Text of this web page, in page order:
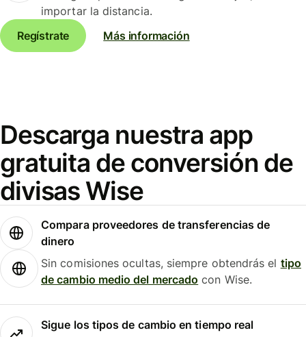
importar la distancia.
Regístrate
Más información
Descarga nuestra app
gratuita de conversión de
divisas Wise
Compara proveedores de transferencias de
dinero
Sin comisiones ocultas, siempre obtendrás el tipo
de cambio medio del mercado con Wise.
Sigue los tipos de cambio en tiempo real